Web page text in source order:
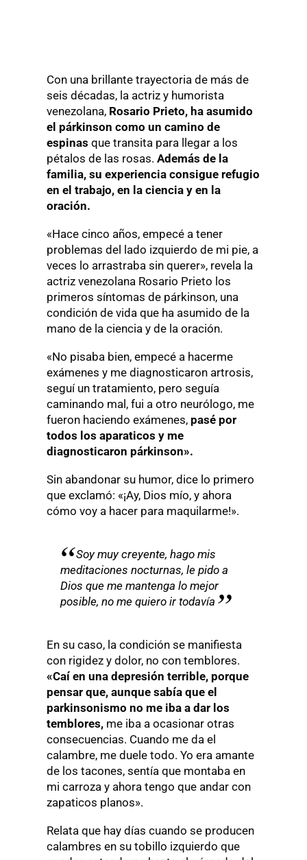
Con una brillante trayectoria de más de
seis décadas, la actriz y humorista
venezolana, Rosario Prieto, ha asumido
el párkinson como un camino de
espinas que transita para llegar a los
pétalos de las rosas. Además de la
familia, su experiencia consigue refugio
en el trabajo, en la ciencia y en la
oración.
«Hace cinco años, empecé a tener
problemas del lado izquierdo de mi pie, a
veces lo arrastraba sin querer», revela la
actriz venezolana Rosario Prieto los
primeros síntomas de párkinson, una
condición de vida que ha asumido de la
mano de la ciencia y de la oración.
«No pisaba bien, empecé a hacerme
exámenes y me diagnosticaron artrosis,
seguí un tratamiento, pero seguía
caminando mal, fui a otro neurólogo, me
fueron haciendo exámenes, pasé por
todos los aparaticos y me
diagnosticaron párkinson».
Sin abandonar su humor, dice lo primero
que exclamó: «¡Ay, Dios mío, y ahora
cómo voy a hacer para maquilarme!».
Soy muy creyente, hago mis
meditaciones nocturnas, le pido a
Dios que me mantenga lo mejor
posible, no me quiero ir todavía
En su caso, la condición se manifiesta
con rigidez y dolor, no con temblores.
«Caí en una depresión terrible, porque
pensar que, aunque sabía que el
parkinsonismo no me iba a dar los
temblores,me iba a ocasionar otras
consecuencias. Cuando me da el
calambre, me duele todo. Yo era amante
de los tacones, sentía que montaba en
mi carroza y ahora tengo que andar con
zapaticos planos».
Relata que hay días cuando se producen
calambres en su tobillo izquierdo que